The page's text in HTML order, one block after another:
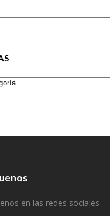
en las redes sociales